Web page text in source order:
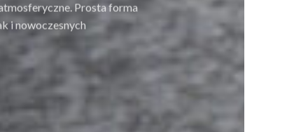
Prosta forma
i nowoczesnych